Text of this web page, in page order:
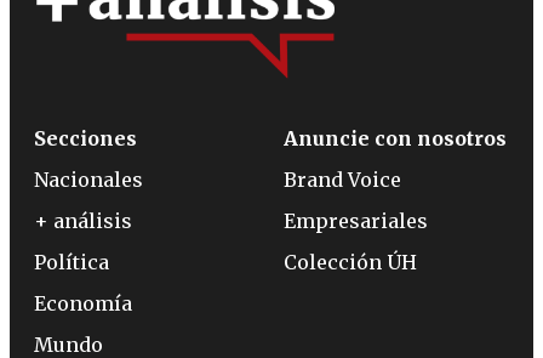
Secciones
Nacionales
+ análisis
Política
Economía
Mundo
Anuncie con nosotros
Brand Voice
Empresariales
Colección ÚH